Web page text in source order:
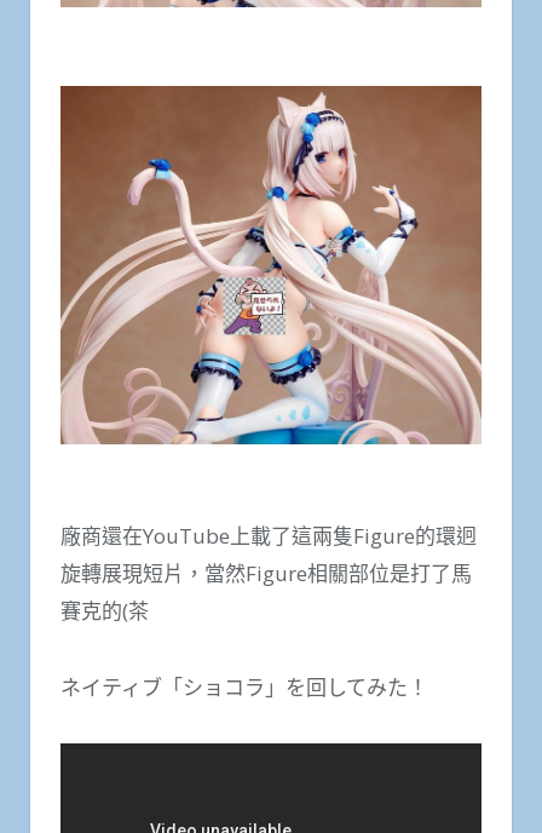
廠商還在YouTube上載了這兩隻Figure的環迥
旋轉展現短片，當然Figure相關部位是打了馬
賽克的(茶
ネイティブ「ショコラ」を回してみた！